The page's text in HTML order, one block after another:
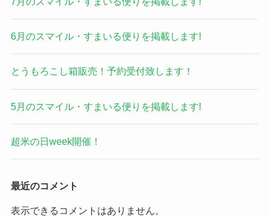
6月のスマイル・すまいる便りを掲載します!
とうもろこし箱販売！予約受付致します！
5月のスマイル・すまいる便りを掲載します!
超米の日week開催！
最近のコメント
表示できるコメントはありません。